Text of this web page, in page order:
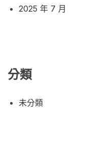
2025 年 7 月
分類
未分類